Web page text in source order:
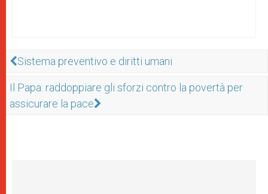
Sistema preventivo e diritti umani
Il Papa: raddoppiare gli sforzi contro la povertà per
assicurare la pace